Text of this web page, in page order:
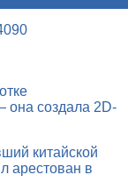
она создала 2D-
китайской
арестован в